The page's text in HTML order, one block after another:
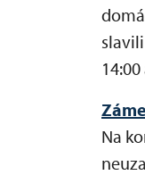
Na